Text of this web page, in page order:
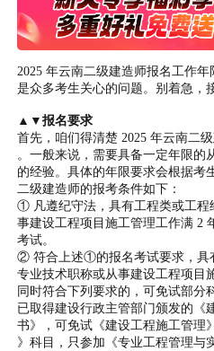
2025 年云南二级建造师报名工作
是众多考生关心的问题。别着急，
▲▼报名要求
首先，咱们得清楚 2025 年云南二
。一般来说，需要具备一定年限的
的经验。具体的年限要求会根据考
二级建造师的报考条件如下：
① 凡遵纪守法，具有工程类或工程
事建设工程项目施工管理工作满 2
考试。
② 符合上述①的报名考试要求，具
专业技术职称或从事建设工程项目
同时符合下列要求的，可免试部分
已取得建设行政主管部门颁发的《
书》，可免试《建设工程施工管理
》科目，只参加《专业工程管理与